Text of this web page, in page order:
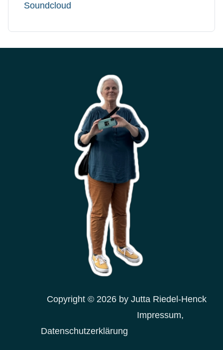
Soundcloud
Copyright © 2026 by Jutta Riedel-Henck
Impressum,
Datenschutzerklärung